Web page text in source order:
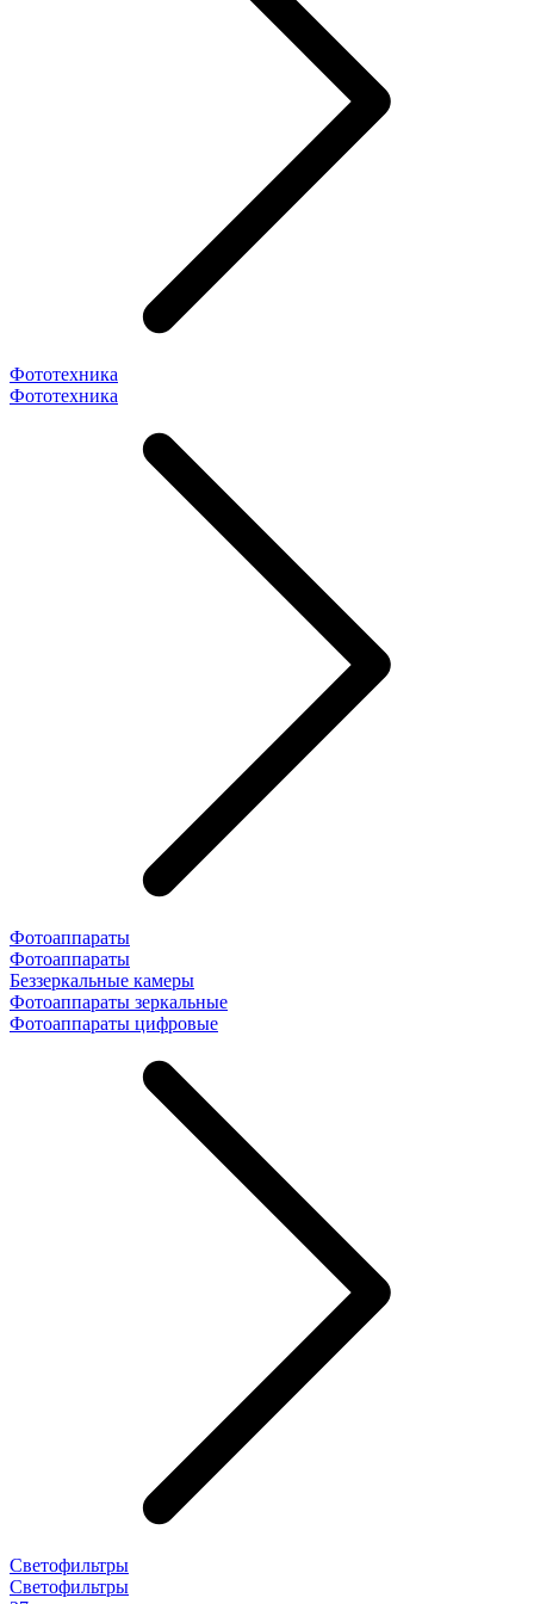
Фототехника
Фототехника
Фотоаппараты
Фотоаппараты
Беззеркальные камеры
Фотоаппараты зеркальные
Фотоаппараты цифровые
Светофильтры
Светофильтры